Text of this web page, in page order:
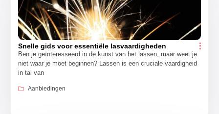
Snelle gids voor essentiële lasvaardigheden
Ben je geïnteresseerd in de kunst van het lassen, maar weet je
niet waar je moet beginnen? Lassen is een cruciale vaardigheid
in tal van
Aanbiedingen